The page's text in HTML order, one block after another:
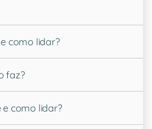
como lidar?
faz?
e como lidar?